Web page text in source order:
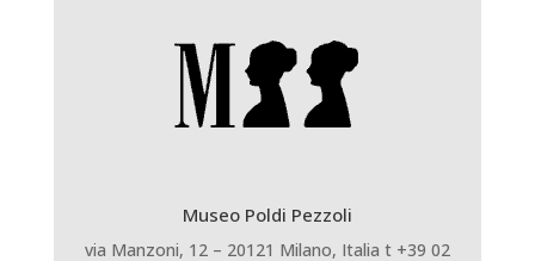
Museo Poldi Pezzoli
via Manzoni, 12 – 20121 Milano, Italia t +39 02